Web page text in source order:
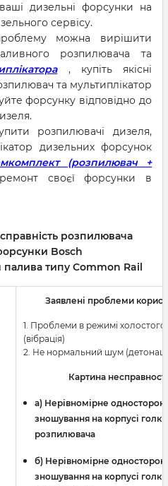
дизельні форсунки на
сервісу.
можна вирішити
розпилювача та
, купіть якісні
та мультиплікатор
форсунку відповідно до
розпилювачі дизеля,
дизельних форсунок
(розпилювач +
своєї форсунки в
розпилювача
Bosch
типу Common Rail
Заявлені проблеми
1. Проблеми в режимі холостого
(вібрація)
2. Не нормальний шум
Картина несправності
a) Нерівномірне
зношування на корпусі голки
розпилювача
б) Нерівномірне
зношування на корпусі голки